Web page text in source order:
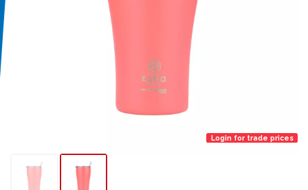
Login for trade prices